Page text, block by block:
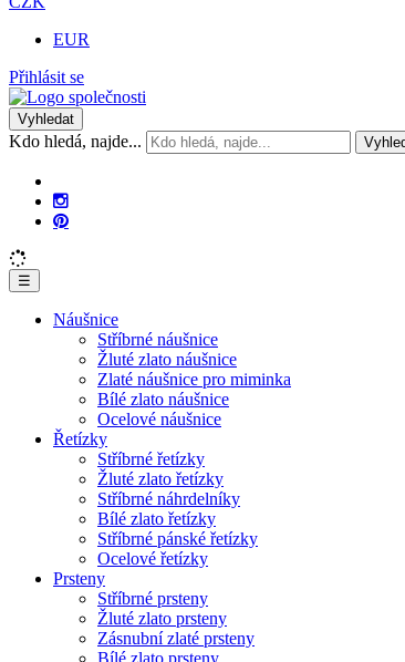
EUR
Přihlásit se
Vyhledat
Kdo hledá, najde...
☰
Náušnice
Stříbrné náušnice
Žluté zlato náušnice
Zlaté náušnice pro miminka
Bílé zlato náušnice
Ocelové náušnice
Řetízky
Stříbrné řetízky
Žluté zlato řetízky
Stříbrné náhrdelníky
Bílé zlato řetízky
Stříbrné pánské řetízky
Ocelové řetízky
Prsteny
Stříbrné prsteny
Žluté zlato prsteny
Zásnubní zlaté prsteny
Bílé zlato prsteny